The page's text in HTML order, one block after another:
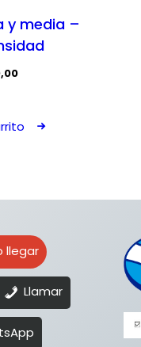
y media –
llegar
Llamar